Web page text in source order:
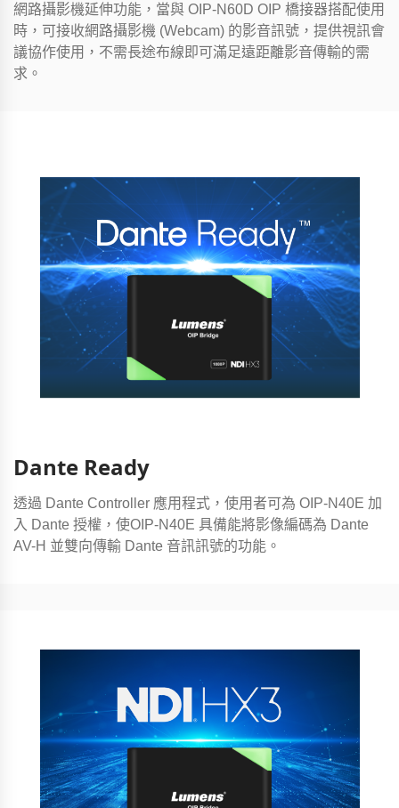
網路攝影機延伸功能，當與 OIP-N60D OIP 橋接器搭配使用
時，可接收網路攝影機 (Webcam) 的影音訊號，提供視訊會
議協作使用，不需長途布線即可滿足遠距離影音傳輸的需
求。
Dante Ready
透過 Dante Controller 應用程式，使用者可為 OIP-N40E 加
入 Dante 授權，使OIP-N40E 具備能將影像編碼為 Dante
AV-H 並雙向傳輸 Dante 音訊訊號的功能。